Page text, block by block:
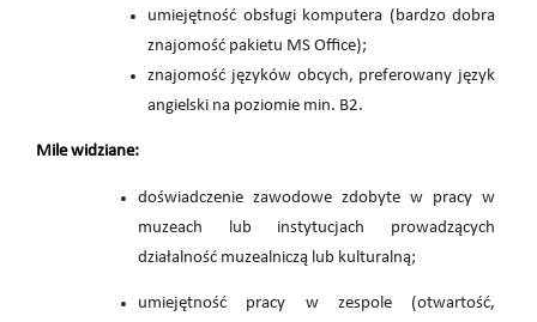
umiejętność obsługi komputera (bardzo dobra
znajomość pakietu MS Office);
znajomość języków obcych, preferowany język
angielski na poziomie min. B2.
Mile widziane:
doświadczenie zawodowe zdobyte w pracy w
muzeach lub instytucjach prowadzących
działalność muzealniczą lub kulturalną;
umiejętność pracy w zespole (otwartość,